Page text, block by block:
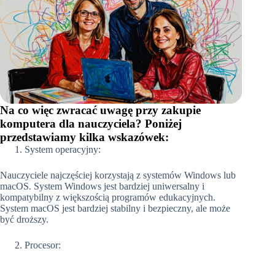
Na co więc zwracać uwagę przy zakupie
komputera dla nauczyciela? Poniżej
przedstawiamy kilka wskazówek:
System operacyjny:
Nauczyciele najczęściej korzystają z systemów Windows lub
macOS. System Windows jest bardziej uniwersalny i
kompatybilny z większością programów edukacyjnych.
System macOS jest bardziej stabilny i bezpieczny, ale może
być droższy.
Procesor: